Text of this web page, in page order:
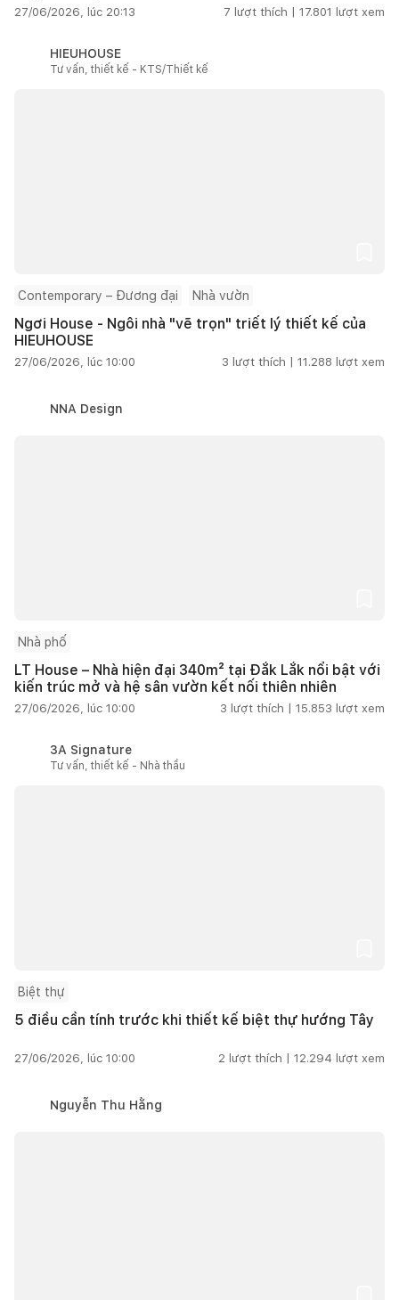
27/06/2026, lúc 20:13 7 lượt thích | 17.801 lượt xem
HIEUHOUSE
Tư vấn, thiết kế - KTS/Thiết kế
Contemporary – Đương đại Nhà vườn
Ngơi House - Ngôi nhà "vẽ trọn" triết lý thiết kế của
HIEUHOUSE
27/06/2026, lúc 10:00 3 lượt thích | 11.288 lượt xem
NNA Design
Nhà phố
LT House – Nhà hiện đại 340m² tại Đắk Lắk nổi bật với
kiến trúc mở và hệ sân vườn kết nối thiên nhiên
27/06/2026, lúc 10:00 3 lượt thích | 15.853 lượt xem
3A Signature
Tư vấn, thiết kế - Nhà thầu
Biệt thự
5 điều cần tính trước khi thiết kế biệt thự hướng Tây
27/06/2026, lúc 10:00 2 lượt thích | 12.294 lượt xem
Nguyễn Thu Hằng